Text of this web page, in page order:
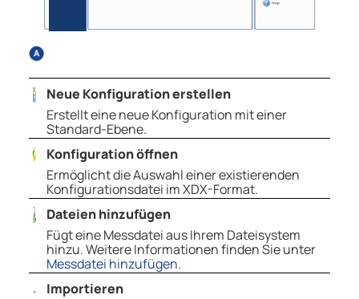
Neue Konfiguration erstellen
Erstellt eine neue Konfiguration mit einer
Standard-Ebene.
Konfiguration öffnen
Ermöglicht die Auswahl einer existierenden
Konfigurationsdatei im XDX-Format.
Dateien hinzufügen
Fügt eine Messdatei aus Ihrem Dateisystem
hinzu. Weitere Informationen finden Sie unter
Messdatei hinzufügen.
Importieren